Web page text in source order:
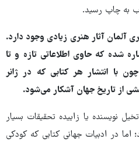
به چاپ رسید.
آلمان آثار هنری زیادی وجود دارد.
شده که حاوی اطلاعاتی تازه‌ و تا
با انتشار هر کتابی که در ژانر
از تاریخ جهان آشکار می‌شود.
نویسنده یا زاییده تحقیقات بسیار
در ادبیات جهانی کتابی که کودکی